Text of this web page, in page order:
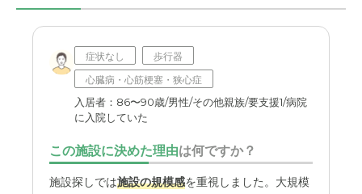
症状なし
歩行器
心臓病・心筋梗塞・狭心症
入居者：86〜90歳/男性/その他親族/要支援1/病院
に入院していた
この施設に決めた理由は何ですか？
施設探しでは施設の規模感を重視しました。大規模